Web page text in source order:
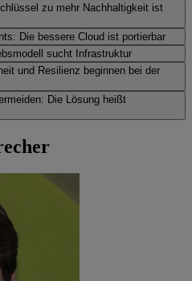
zu mehr Nachhaltigkeit ist
Die bessere Cloud ist portierbar
sucht Infrastruktur
und Resilienz beginnen bei der
Die Lösung heißt